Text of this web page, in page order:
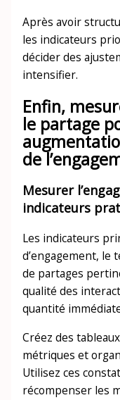
Après avoir
les indicateurs
décider des
intensifier.
Enfin,
le partage
de
Mesurer
indicateurs
Les indicateurs
d’engagement, le
de partages
qualité des
quantité
Créez des
métriques et
Utilisez ces
récompenser les